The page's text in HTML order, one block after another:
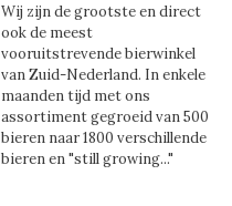
Wij zijn de grootste en direct
ook de meest
vooruitstrevende bierwinkel
van Zuid-Nederland. In enkele
maanden tijd met ons
assortiment gegroeid van 500
bieren naar 1800 verschillende
bieren en "still growing..."